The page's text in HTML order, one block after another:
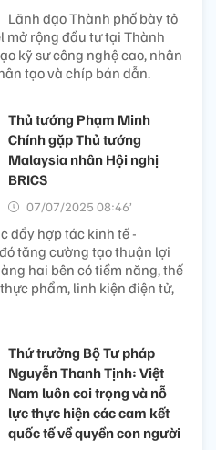
Lãnh đạo Thành phố bày tỏ
mở rộng đầu tư tại Thành
kỹ sư công nghệ cao, nhân
tạo và chíp bán dẫn.
Thủ tướng Phạm Minh
Chính gặp Thủ tướng
Malaysia nhân Hội nghị
BRICS
07/07/2025 08:46’
đẩy hợp tác kinh tế -
tăng cường tạo thuận lợi
hai bên có tiềm năng, thế
phẩm, linh kiện điện tử,
Thứ trưởng Bộ Tư pháp
Nguyễn Thanh Tịnh: Việt
Nam luôn coi trọng và nỗ
lực thực hiện các cam kết
quốc tế về quyền con người